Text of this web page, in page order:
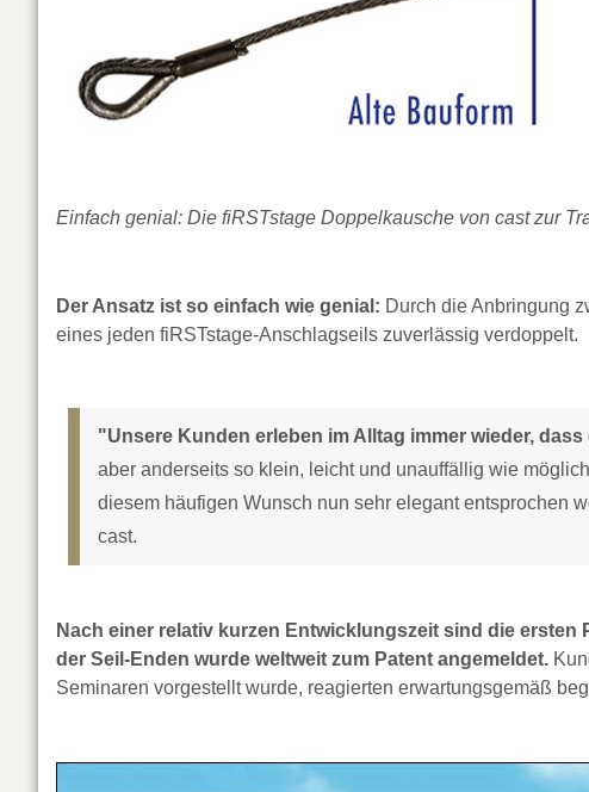
Einfach genial: Die fiRSTstage Doppelkausche von cast zur
Der Ansatz ist so einfach wie genial: Durch die Anbringung
eines jeden fiRSTstage-Anschlagseils zuverlässig verdoppelt.
"Unsere Kunden erleben im Alltag immer wieder,
aber anderseits so klein, leicht und unauffällig wie
diesem häufigen Wunsch nun sehr elegant entsprochen
cast.
Nach einer relativ kurzen Entwicklungszeit sind die
der Seil-Enden wurde weltweit zum Patent angemeldet.
Seminaren vorgestellt wurde, reagierten erwartungsgemäß